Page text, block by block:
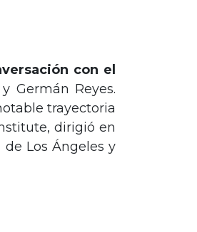
con el
Germán Reyes.
trayectoria
dirigió en
Los Ángeles y